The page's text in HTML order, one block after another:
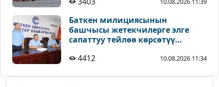
Баткен милициясынын
башчысы жетекчилерге элге
сапаттуу тейлөө көрсөтүү
4412
10.08.2026 11:34